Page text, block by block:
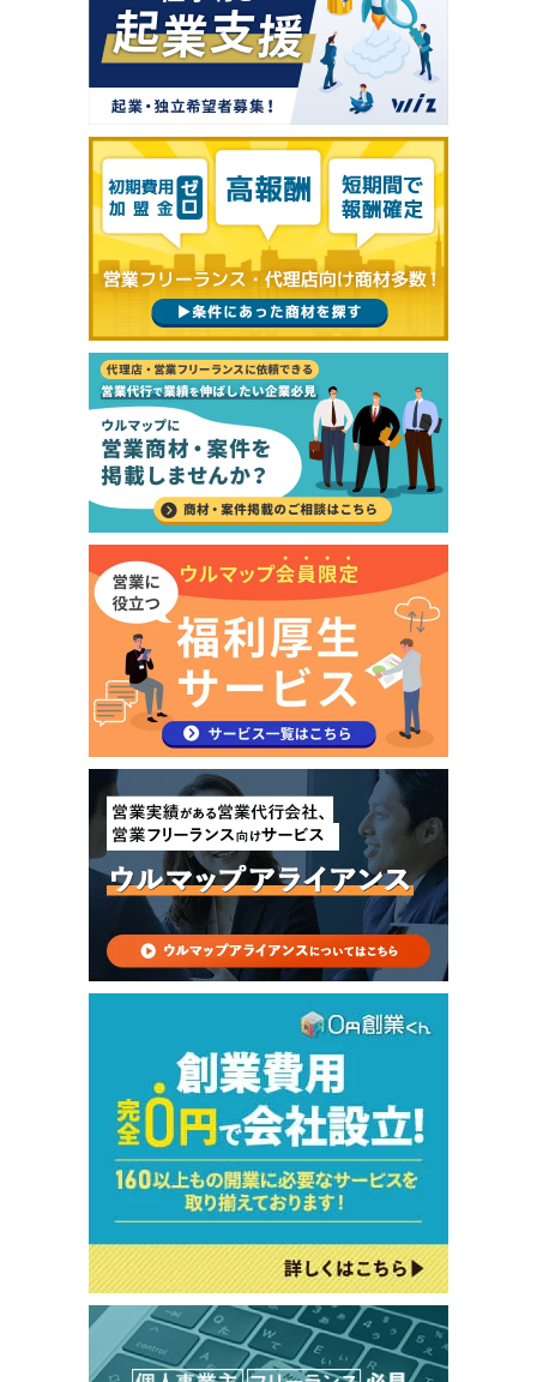
「【ウルマップワーカー様限定】かんたん申し
込み商材！」の条件を問い合わせますか？
問い合わせると企業があなたのプロフィールを閲覧すること
ができます。
今すぐ問い合わせる
プロフィールを確認・編集して問い合わせ
キャンセル